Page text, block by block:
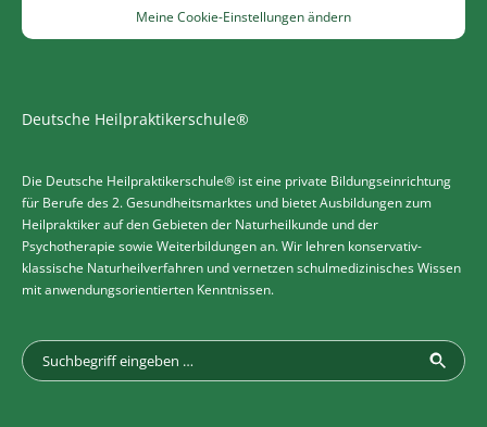
Meine Cookie-Einstellungen ändern
Deutsche Heilpraktikerschule®
Die Deutsche Heilpraktikerschule® ist eine private Bildungseinrichtung
für Berufe des 2. Gesundheitsmarktes und bietet Ausbildungen zum
Heilpraktiker auf den Gebieten der Naturheilkunde und der
Psychotherapie sowie Weiterbildungen an. Wir lehren konservativ-
klassische Naturheilverfahren und vernetzen schulmedizinisches Wissen
mit anwendungsorientierten Kenntnissen.